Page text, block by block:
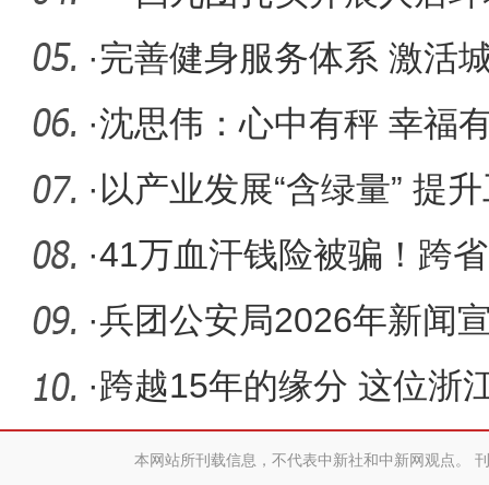
兴底色
·完善健身服务体系 激活
·沈思伟：心中有秤 幸福
· 以产业发展“含绿量” 提
·41万血汗钱险被骗！跨
·兵团公安局2026年新闻
·跨越15年的缘分 这位浙
捐“髓”救人
本网站所刊载信息，不代表中新社和中新网观点。